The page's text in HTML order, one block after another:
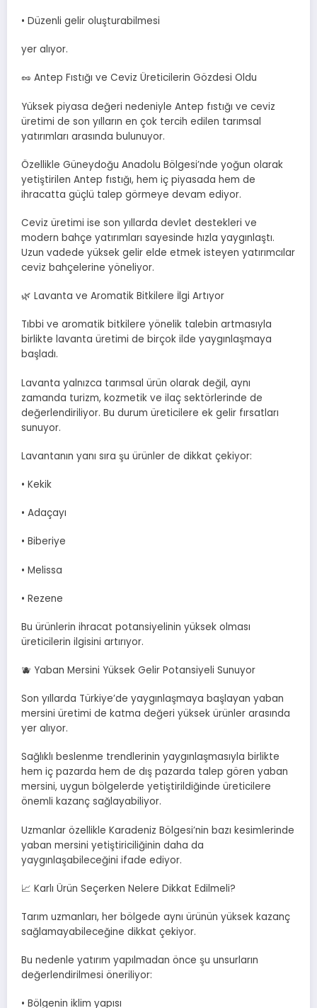
• Düzenli gelir oluşturabilmesi
yer alıyor.
🥜 Antep Fıstığı ve Ceviz Üreticilerin Gözdesi Oldu
Yüksek piyasa değeri nedeniyle Antep fıstığı ve ceviz
üretimi de son yılların en çok tercih edilen tarımsal
yatırımları arasında bulunuyor.
Özellikle Güneydoğu Anadolu Bölgesi’nde yoğun olarak
yetiştirilen Antep fıstığı, hem iç piyasada hem de
ihracatta güçlü talep görmeye devam ediyor.
Ceviz üretimi ise son yıllarda devlet destekleri ve
modern bahçe yatırımları sayesinde hızla yaygınlaştı.
Uzun vadede yüksek gelir elde etmek isteyen yatırımcılar
ceviz bahçelerine yöneliyor.
🌿 Lavanta ve Aromatik Bitkilere İlgi Artıyor
Tıbbi ve aromatik bitkilere yönelik talebin artmasıyla
birlikte lavanta üretimi de birçok ilde yaygınlaşmaya
başladı.
Lavanta yalnızca tarımsal ürün olarak değil, aynı
zamanda turizm, kozmetik ve ilaç sektörlerinde de
değerlendiriliyor. Bu durum üreticilere ek gelir fırsatları
sunuyor.
Lavantanın yanı sıra şu ürünler de dikkat çekiyor:
• Kekik
• Adaçayı
• Biberiye
• Melissa
• Rezene
Bu ürünlerin ihracat potansiyelinin yüksek olması
üreticilerin ilgisini artırıyor.
🫐 Yaban Mersini Yüksek Gelir Potansiyeli Sunuyor
Son yıllarda Türkiye’de yaygınlaşmaya başlayan yaban
mersini üretimi de katma değeri yüksek ürünler arasında
yer alıyor.
Sağlıklı beslenme trendlerinin yaygınlaşmasıyla birlikte
hem iç pazarda hem de dış pazarda talep gören yaban
mersini, uygun bölgelerde yetiştirildiğinde üreticilere
önemli kazanç sağlayabiliyor.
Uzmanlar özellikle Karadeniz Bölgesi’nin bazı kesimlerinde
yaban mersini yetiştiriciliğinin daha da
yaygınlaşabileceğini ifade ediyor.
📈 Karlı Ürün Seçerken Nelere Dikkat Edilmeli?
Tarım uzmanları, her bölgede aynı ürünün yüksek kazanç
sağlamayabileceğine dikkat çekiyor.
Bu nedenle yatırım yapılmadan önce şu unsurların
değerlendirilmesi öneriliyor:
• Bölgenin iklim yapısı